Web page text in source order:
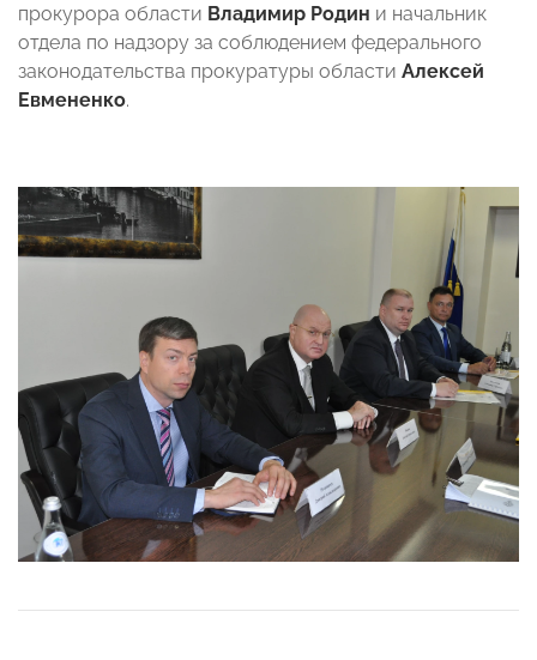
прокурора области Владимир Родин и начальник
отдела по надзору за соблюдением федерального
законодательства прокуратуры области Алексей
Евмененко.